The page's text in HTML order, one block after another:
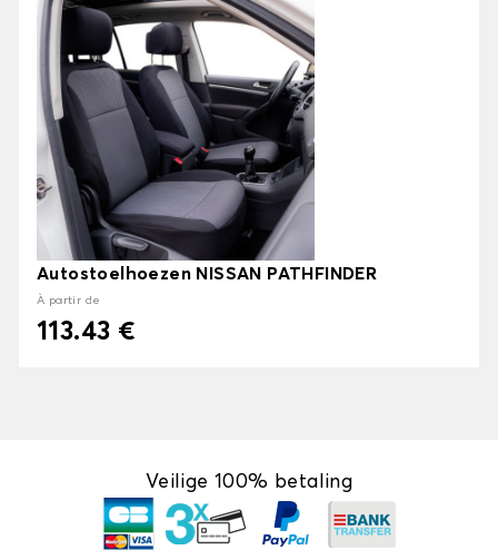
Autostoelhoezen NISSAN PATHFINDER
À partir de
113.43 €
Veilige 100% betaling